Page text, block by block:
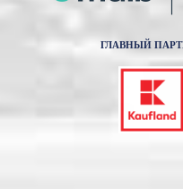
ГЛАВНЫЙ